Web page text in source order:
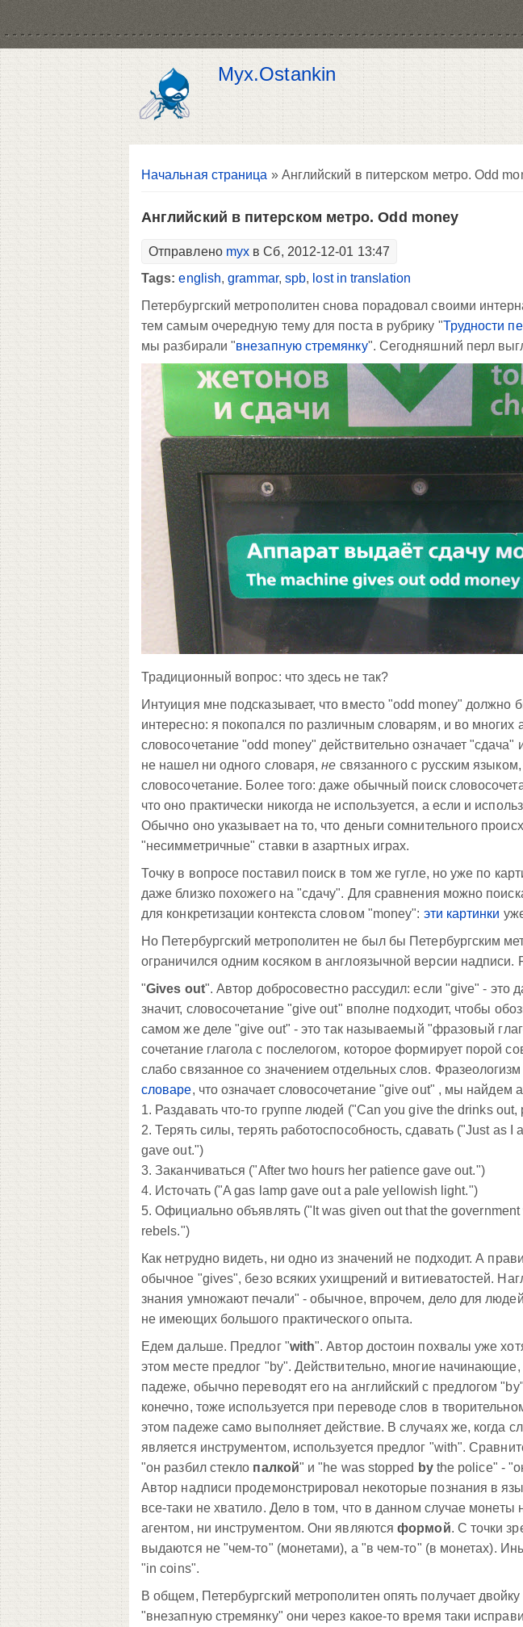
Myx.Ostankin
Вы здесь
Начальная страница » Английский в питерском метро. Odd
Английский в питерском метро. Odd money
Отправлено myx в Сб, 2012-12-01 13:47
Tags:english,grammar, spb, lost in translation
Петербургский метрополитен снова порадовал своими
тем самым очередную тему для поста в рубрику "Трудности
мы разбирали "внезапную стремянку". Сегодняшний перл
Традиционный вопрос: что здесь не так?
Интуиция мне подсказывает, что вместо "odd money" должно
интересно: я покопался по различным словарям, и во многих
словосочетание "odd money" действительно означает "сдача"
не нашел ни одного словаря,не связанного с русским
словосочетание. Более того: даже обычный поиск
что оно практически никогда не используется, а если и
Обычно оно указывает на то, что деньги сомнительного
"несимметричные" ставки в азартных играх.
Точку в вопросе поставил поиск в том же гугле, но уже по
даже близко похожего на "сдачу". Для сравнения можно
для конкретизации контекста словом "money": эти картинки
Но Петербургский метрополитен не был бы Петербургским
ограничился одним косяком в англоязычной версии
"Gives out". Автор добросовестно рассудил: если "give" - это
значит, словосочетание "give out" вполне подходит, чтобы
самом же деле "give out" - это так называемый "фразовый
сочетание глагола с послелогом, которое формирует порой
слабо связанное со значением отдельных слов.
словаре, что означает словосочетание "give out" , мы найдем
1. Раздавать что-то группе людей ("Can you give the drinks out,
2. Терять силы, терять работоспособность, сдавать ("Just as
gave out.")
3. Заканчиваться ("After two hours her patience gave out.")
4. Источать ("A gas lamp gave out a pale yellowish light.")
5. Официально объявлять ("It was given out that the
rebels.")
Как нетрудно видеть, ни одно из значений не подходит. А
обычное "gives", безо всяких ухищрений и витиеватостей.
знания умножают печали" - обычное, впрочем, дело для
не имеющих большого практического опыта.
Едем дальше. Предлог "with". Автор достоин похвалы уже
этом месте предлог "by". Действительно, многие начинающие,
падеже, обычно переводят его на английский с предлогом
конечно, тоже используется при переводе слов в
этом падеже само выполняет действие. В случаях же, когда
является инструментом, используется предлог "with".
"он разбил стекло палкой" и "he was stopped bythe police" -
Автор надписи продемонстрировал некоторые познания в
все-таки не хватило. Дело в том, что в данном случае
агентом, ни инструментом. Они являютсяформой. С точки
выдаются не "чем-то" (монетами), а "в чем-то" (в монетах).
"in coins".
В общем, Петербургский метрополитен опять получает
"внезапную стремянку" они через какое-то время таки